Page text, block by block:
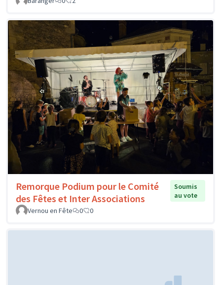
Remorque Podium pour le Comité
des Fêtes et Inter Associations
Soumis
au vote
Vernou en Fête
0 0